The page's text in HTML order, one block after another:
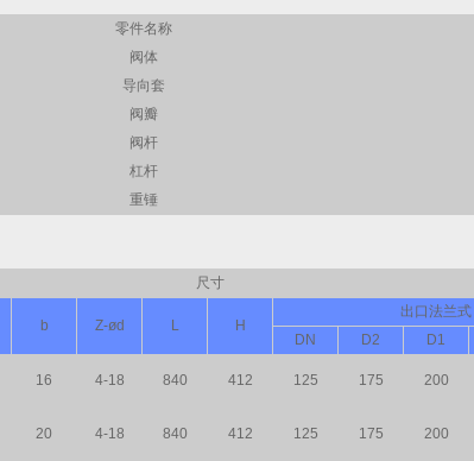
零件名称
阀体
导向套
阀瓣
阀杆
杠杆
重锤
尺寸
b Z-ød L H
出口法兰式
DN
D2 D1
16 4-18 840 412 125 175 200
20 4-18 840 412 125 175 200